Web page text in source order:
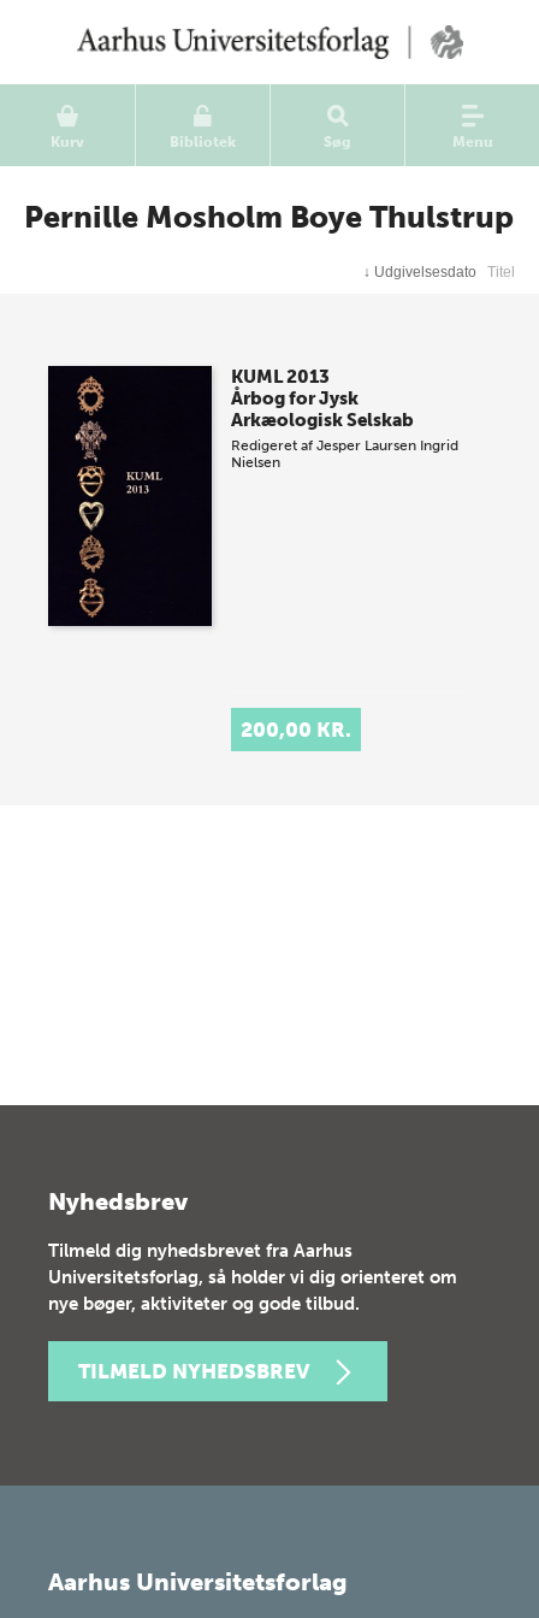
Kurv Bibliotek Søg Menu
Pernille Mosholm Boye Thulstrup
↓ Udgivelsesdato Titel
KUML 2013
Årbog for Jysk
Arkæologisk Selskab
Redigeret afJesper Laursen Ingrid
Nielsen
200,00 KR.
Nyhedsbrev
Tilmeld dig nyhedsbrevet fra Aarhus
Universitetsforlag, så holder vi dig orienteret om
nye bøger, aktiviteter og gode tilbud.
TILMELD NYHEDSBREV
Aarhus Universitetsforlag